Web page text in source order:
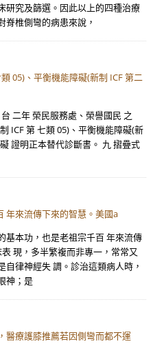
研究及篩選。因此以上的四種治療
脊椎側彎的病患來說，
05)、平衡機能障礙(新制 ICF 第二
二年 榮民服務處、榮譽國民 之
ICF 第 七類 05)、平衡機能障礙(新
證明正本替代診斷書。 九 摺疊式
年來流傳下來的智慧。美國a
基本功，也是老祖宗千百 年來流傳
現，多半繁複而非專一，常常又
律神經失 調。診治這類病人時，
神；是
醫療護膝推薦若因側彎而都不運